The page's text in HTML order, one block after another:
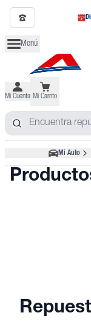
Menú
Mi Cuenta Mi Carrito
Mi Auto